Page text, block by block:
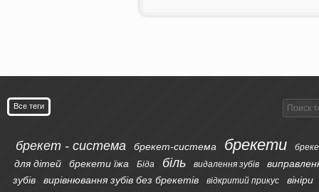
Все теги
брекет - система брекет-система брекети
для дітей брекети їжа Біда біль видалення зубів
зубів
вирівнювання зубів без брекетів відкритий прикус
вініри